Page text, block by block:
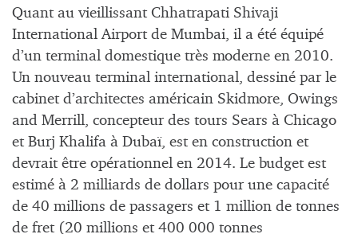
Quant au vieillissant Chhatrapati Shivaji
International Airport de Mumbai, il a été équipé
d’un terminal domestique très moderne en 2010.
Un nouveau terminal international, dessiné par le
cabinet d’architectes américain Skidmore, Owings
and Merrill, concepteur des tours Sears à Chicago
et Burj Khalifa à Dubaï, est en construction et
devrait être opérationnel en 2014. Le budget est
estimé à 2 milliards de dollars pour une capacité
de 40 millions de passagers et 1 million de tonnes
de fret (20 millions et 400 000 tonnes